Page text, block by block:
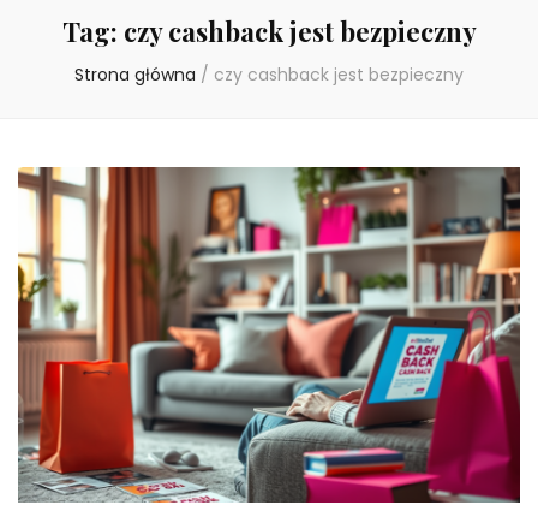
Tag: czy cashback jest bezpieczny
Strona główna / czy cashback jest bezpieczny